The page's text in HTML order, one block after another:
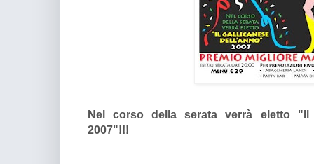
Nel corso della serata verrà eletto "Il
2007"!!!